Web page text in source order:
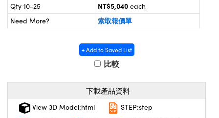
Microscopes | 袖珍顯微鏡
鏡
Gratings™
Qty 10-25
NT$5,040 each
Need More?
索取報價單
+ Add to Saved List
比較
下載產品資料
View 3D Model:html
STEP:step